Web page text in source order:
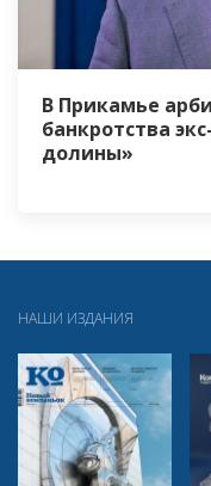
В Прикамье
банкротства
долины»
НАШИ ИЗДАНИЯ